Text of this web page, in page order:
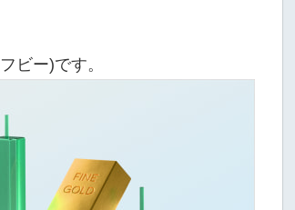
ビー)です。